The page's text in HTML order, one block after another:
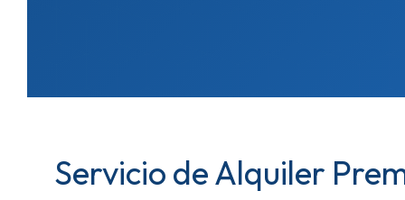
Servicio de Alquiler